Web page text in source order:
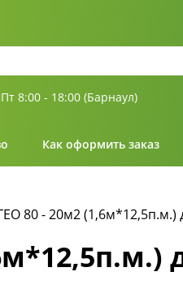
8:00 - 18:00 (Барнаул)
Как оформить заказ
80 - 20м2 (1,6м*12,5п.м.)